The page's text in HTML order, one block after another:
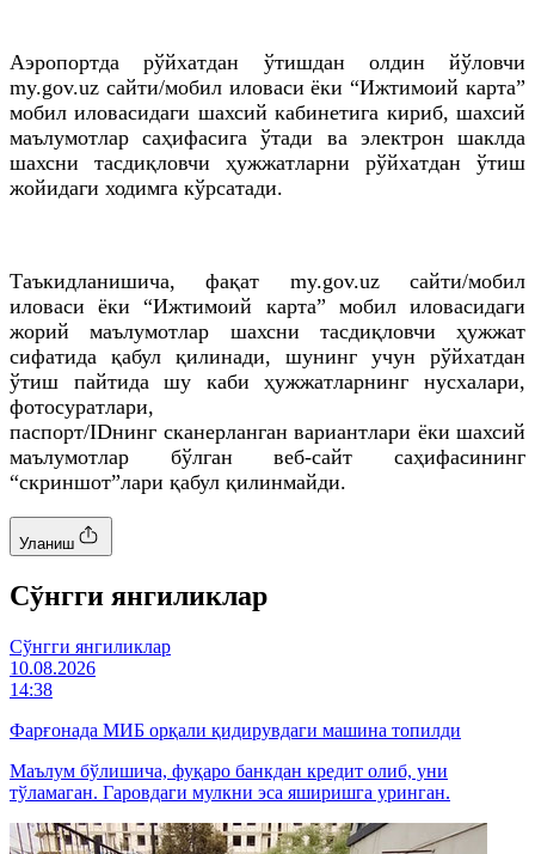
Аэропортда рўйхатдан ўтишдан олдин йўловчи
my.gov.uz сайти/мобил иловаси ёки “Ижтимоий карта”
мобил иловасидаги шахсий кабинетига кириб, шахсий
маълумотлар саҳифасига ўтади ва электрон шаклда
шахсни тасдиқловчи ҳужжатларни рўйхатдан ўтиш
жойидаги ходимга кўрсатади.
Таъкидланишича, фақат my.gov.uz сайти/мобил
иловаси ёки “Ижтимоий карта” мобил иловасидаги
жорий маълумотлар шахсни тасдиқловчи ҳужжат
сифатида қабул қилинади, шунинг учун рўйхатдан
ўтиш пайтида шу каби ҳужжатларнинг нусхалари,
фотосуратлари,
паспорт/IDнинг сканерланган вариантлари ёки шахсий
маълумотлар бўлганвеб-сайт саҳифасининг
“скриншот”лари қабул қилинмайди.
Уланиш
Cўнгги янгиликлар
Cўнгги янгиликлар
10.08.2026
14:38
Фарғонада МИБ орқали қидирувдаги машина топилди
Маълум бўлишича, фуқаро банкдан кредит олиб, уни
тўламаган. Гаровдаги мулкни эса яширишга уринган.